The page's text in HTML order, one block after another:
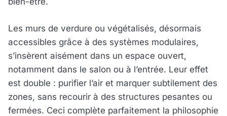
Les murs de verdure ou végétalisés, désormais
accessibles grâce à des systèmes modulaires,
s’insèrent aisément dans un espace ouvert,
notamment dans le salon ou à l’entrée. Leur effet
est double : purifier l’air et marquer subtilement des
zones, sans recourir à des structures pesantes ou
fermées. Ceci complète parfaitement la philosophie